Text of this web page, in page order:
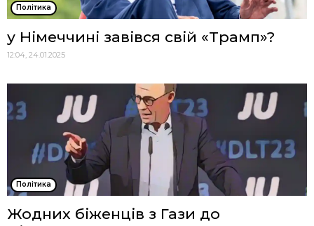
Політика
у Німеччині завівся свій «Трамп»?
12:04, 24.01.2025
Політика
Жодних біженців з Гази до